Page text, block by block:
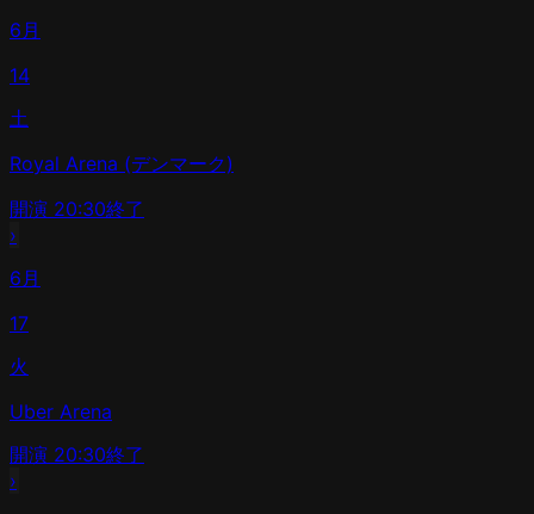
6月
14
土
Royal Arena (デンマーク)
開演 20:30終了
›
6月
17
火
Uber Arena
開演 20:30終了
›